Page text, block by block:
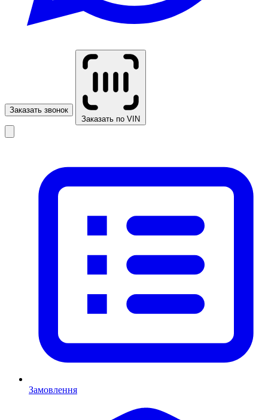
Заказать звонок
Заказать по VIN
Замовлення